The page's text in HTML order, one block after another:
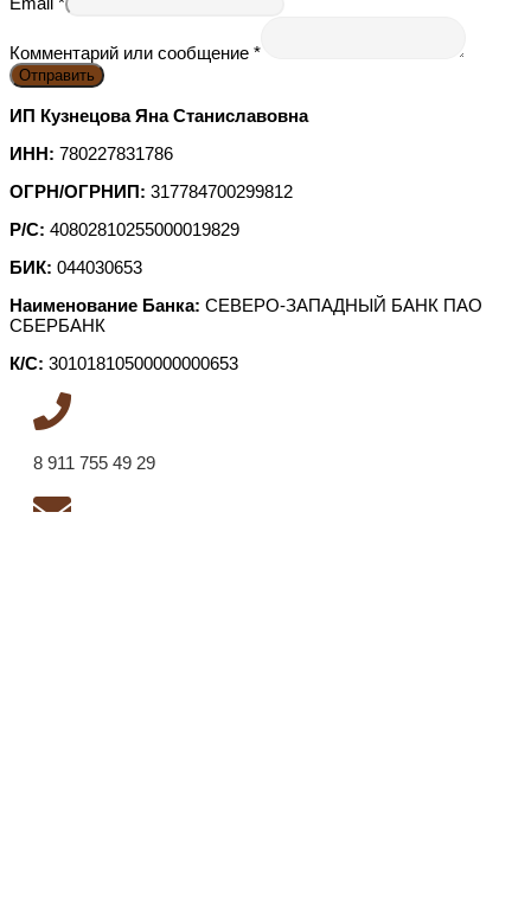
Комментарий или сообщение *
Отправить
ИП Кузнецова Яна Станиславовна
ИНН: 780227831786
ОГРН/ОГРНИП: 317784700299812
Р/С: 40802810255000019829
БИК: 044030653
Наименование Банка: СЕВЕРО-ЗАПАДНЫЙ БАНК ПАО
СБЕРБАНК
К/С: 30101810500000000653
8 911 755 49 29